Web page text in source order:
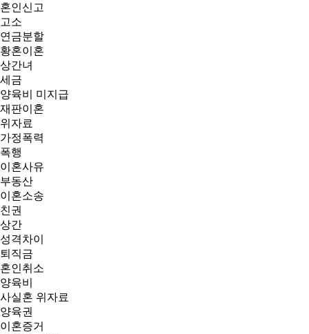
혼인신고
고소
연금분할
황혼이혼
상간녀
세금
양육비 미지급
재판이혼
위자료
가정폭력
폭행
이혼사유
부동산
이혼소송
친권
상간
성격차이
퇴직금
혼인취소
양육비
사실혼 위자료
양육권
이혼증거